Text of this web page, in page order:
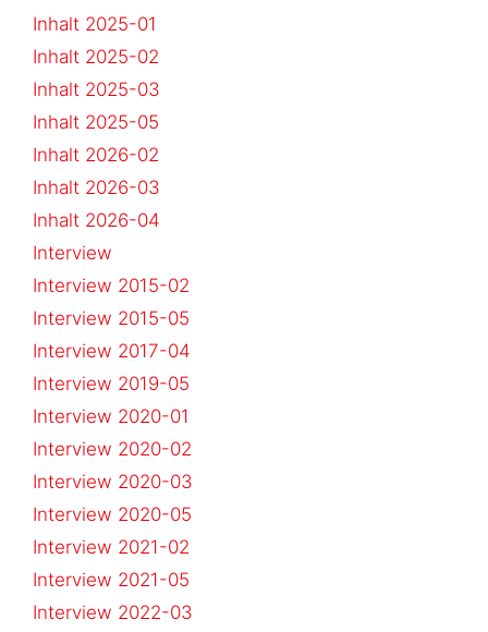
Inhalt 2025-01
Inhalt 2025-02
Inhalt 2025-03
Inhalt 2025-05
Inhalt 2026-02
Inhalt 2026-03
Inhalt 2026-04
Interview
Interview 2015-02
Interview 2015-05
Interview 2017-04
Interview 2019-05
Interview 2020-01
Interview 2020-02
Interview 2020-03
Interview 2020-05
Interview 2021-02
Interview 2021-05
Interview 2022-03